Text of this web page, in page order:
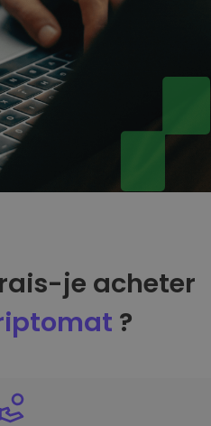
je acheter
?